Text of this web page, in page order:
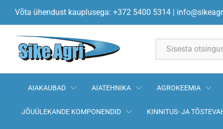
Võta ühendust kauplusega: +372 5400 5314 |
AIAKAUBAD AIATEHNIKA AGROKEEMIA
JÕUÜLEKANDE KOMPONENDID KINNITUS- JA
Kirjeldus